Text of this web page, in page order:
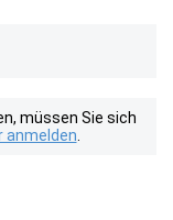
müssen Sie sich
anmelden